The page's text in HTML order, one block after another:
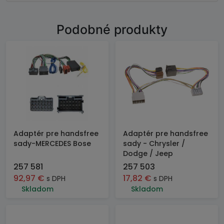
Podobné produkty
Adaptér pre handsfree
sady-MERCEDES Bose
257 581
92,97 € s DPH
Skladom
Adaptér pre handsfree
sady - Chrysler /
Dodge / Jeep
257 503
17,82 € s DPH
Skladom